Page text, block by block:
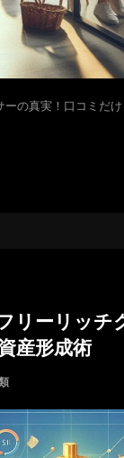
の真実！口コミだ
リーリッチ
産形成術